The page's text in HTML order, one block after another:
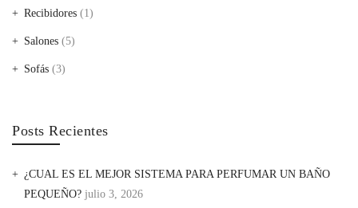
Recibidores (1)
Salones (5)
Sofás (3)
Posts Recientes
¿CUAL ES EL MEJOR SISTEMA PARA PERFUMAR UN BAÑO
PEQUEÑO? julio 3, 2026